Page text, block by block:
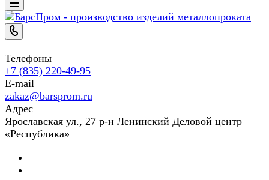
Телефоны
+7 (835) 220-49-95
E-mail
zakaz@barsprom.ru
Адрес
Ярославская ул., 27 р-н Ленинский Деловой центр
«Республика»